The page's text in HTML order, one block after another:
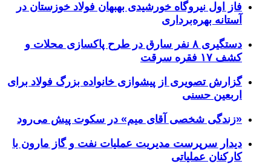
فاز اول نیروگاه خورشیدی بهبهان فولاد خوزستان در
آستانه بهره‌برداری
دستگیری ۸ نفر سارق در طرح پاکسازی محلات و
کشف ۱۷ فقره سرقت
گزارش تصویری از پیشوازی خانواده بزرگ فولاد برای
اربعین حسنی
«زندگی شخصی آقای میم» در سکوت پیش می‌رود
دیدار سرپرست مدیریت عملیات نفت و گاز مارون با
کارکنان عملیاتی